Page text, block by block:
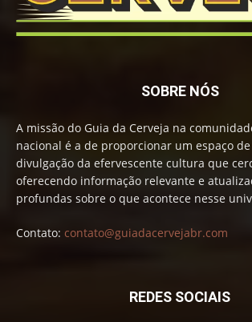
SOBRE NÓS
A missão do Guia da Cerveja na
nacional é a de proporcionar um espaço
divulgação da efervescente cultura que
oferecendo informação relevante e
profundas sobre o que acontece nesse
Contato: contato@guiadacervejabr.com
REDES SOCIAIS